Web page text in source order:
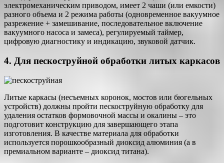
электромеханическим приводом, имеет 2 чаши (или емкости)
разного объема и 2 режима работы (одновременное вакуумное
разрежение + замешивание, последовательное включение
вакуумного насоса и замеса), регулируемый таймер,
цифровую диагностику и индикацию, звуковой датчик.
4. Для пескоструйной обработки литых каркасов
Литые каркасы (несъемных коронок, мостов или бюгельных
устройств) должны пройти пескоструйную обработку для
удаления остатков формовочной массы и окалины – это
подготовит конструкцию для завершающего этапа
изготовления. В качестве материала для обработки
используется порошкообразный диоксид алюминия (а в
премиальном варианте – диоксид титана).